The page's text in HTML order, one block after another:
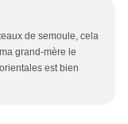
de semoule, cela
grand-mère le
est bien